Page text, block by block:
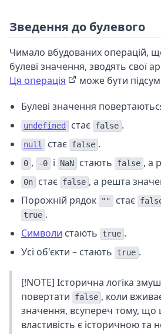
Зведення до булевого
Чимало вбудованих операцій,
булеві значення, зводять свої
Ця операція
може бути
Булеві значення
undefined стає false .
null стає false .
0 , -0 і NaN стають false , а
0n стає false , а решта
Порожній рядок
"" стає
true .
Символи стають true .
Усі об'єкти – стають
true .
[!NOTE] Історична логіка
повертати false , коли
значення, всупереч тому, що
властивість є історичною та